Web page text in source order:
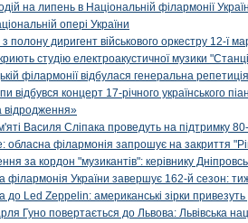
на липень в Національній філармонії
опері України
полону диригент військового оркестру 12-ї
студію електроакустичної музики
філармонії відбулася генеральна
відбувся концерт 17-річного українського
Василя Сліпака проведуть на підтримку
обласна філармонія запрошує на закриття
за кордон "музикантів": керівнику
філармонія України завершує 162-й сезон:
до Led Zeppelin: американські зірки
Гуно повертається до Львова: Львівська